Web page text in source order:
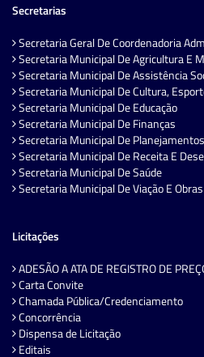
Secretarias
Secretaria Geral De Coordenadoria
Secretaria Municipal De Agricultura E
Secretaria Municipal De Assistência
Secretaria Municipal De Cultura,
Secretaria Municipal De Educação
Secretaria Municipal De Finanças
Secretaria Municipal De
Secretaria Municipal De Receita E
Secretaria Municipal De Saúde
Secretaria Municipal De Viação E
Licitações
ADESÃO A ATA DE REGISTRO DE
Carta Convite
Chamada Pública/Credenciamento
Concorrência
Dispensa de Licitação
Editais